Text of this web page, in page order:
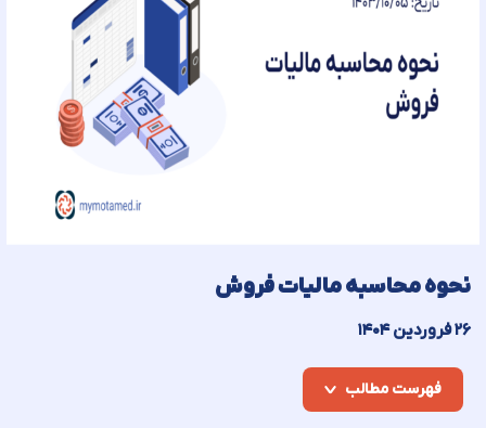
نحوه محاسبه مالیات فروش
۲۶ فروردین ۱۴۰۴
فهرست مطالب